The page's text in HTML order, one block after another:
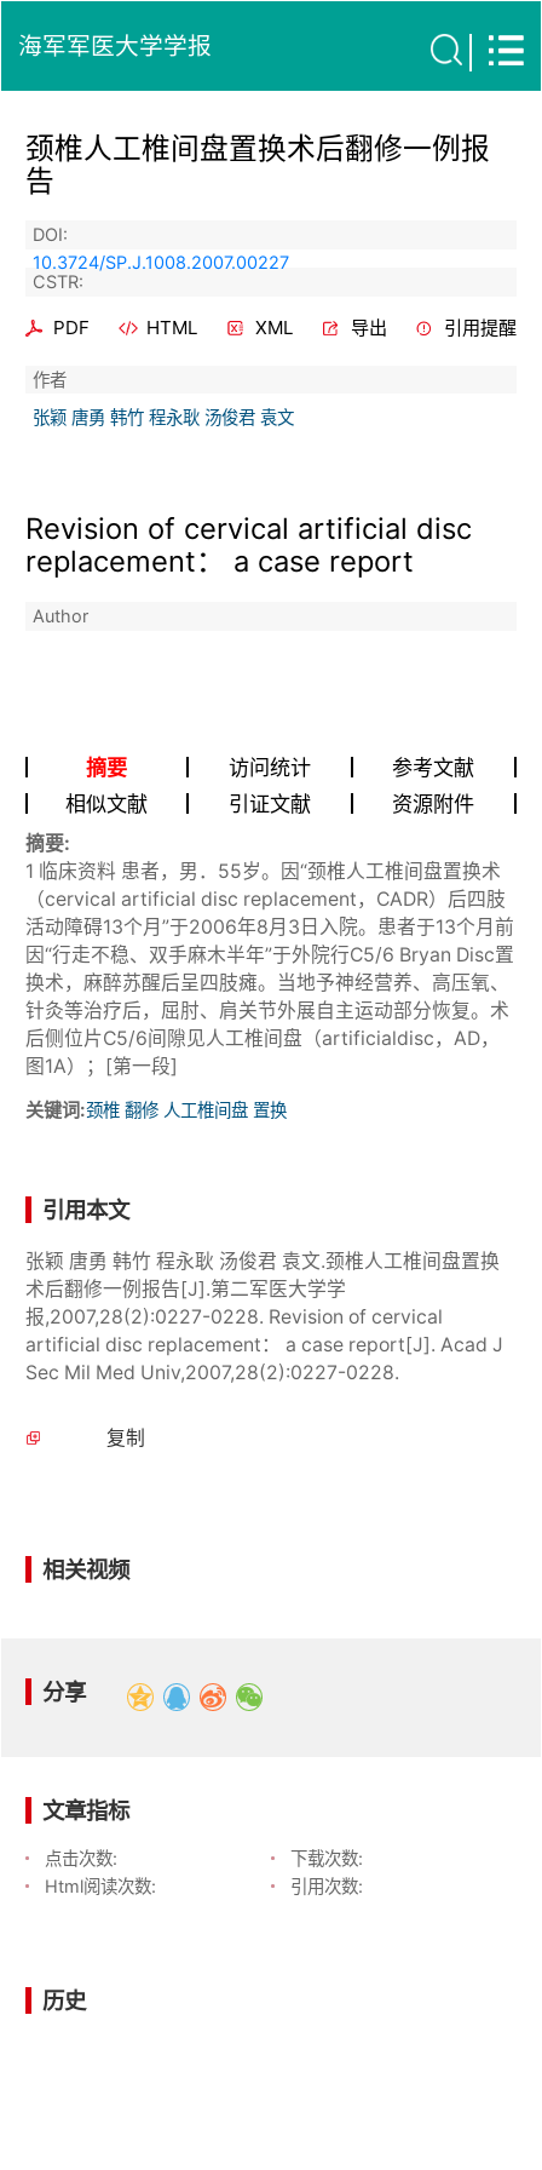
海军军医大学学报
颈椎人工椎间盘置换术后翻修一例报
告
DOI:
10.3724/SP.J.1008.2007.00227
CSTR:
PDF HTML XML 导出 引用提醒
作者
张颖 唐勇 韩竹 程永耿 汤俊君 袁文
Revision of cervical artificial disc
replacement： a case report
Author
摘要 访问统计
参考文献
相似文献
引证文献 资源附件
摘要:
1 临床资料 患者，男．55岁。因“颈椎人工椎间盘置换术
（cervical artificial disc replacement，CADR）后四肢
活动障碍13个月”于2006年8月3日入院。患者于13个月前
因“行走不稳、双手麻木半年”于外院行C5/6 Bryan Disc置
换术，麻醉苏醒后呈四肢瘫。当地予神经营养、高压氧、
针灸等治疗后，屈肘、肩关节外展自主运动部分恢复。术
后侧位片C5/6间隙见人工椎间盘（artificialdisc，AD，
图1A）；[第一段]
关键词:颈椎 翻修 人工椎间盘 置换
引用本文
张颖 唐勇 韩竹 程永耿 汤俊君 袁文.颈椎人工椎间盘置换
术后翻修一例报告[J].第二军医大学学
报,2007,28(2):0227-0228. Revision of cervical
artificial disc replacement： a case report[J]. Acad J
Sec Mil Med Univ,2007,28(2):0227-0228.
复制
相关视频
分享
文章指标
点击次数:
下载次数:
Html阅读次数:
引用次数:
历史